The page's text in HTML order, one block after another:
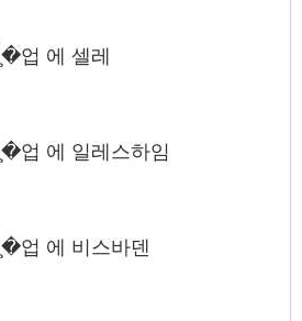
̧�업 에 셀레
̧�업 에 일레스하임
̧�업 에 비스바덴